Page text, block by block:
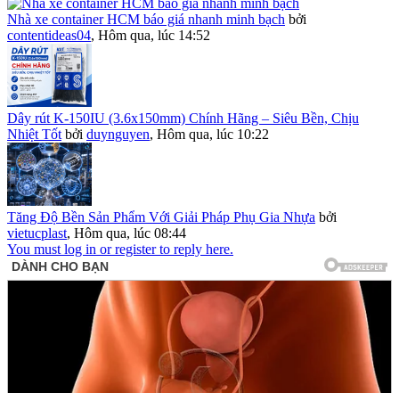
Nhà xe container HCM báo giá nhanh minh bạch bởi
contentideas04, Hôm qua, lúc 14:52
Dây rút K-150IU (3.6x150mm) Chính Hãng – Siêu Bền, Chịu
Nhiệt Tốt bởi duynguyen, Hôm qua, lúc 10:22
Tăng Độ Bền Sản Phẩm Với Giải Pháp Phụ Gia Nhựa bởi
vietucplast, Hôm qua, lúc 08:44
You must log in or register to reply here.